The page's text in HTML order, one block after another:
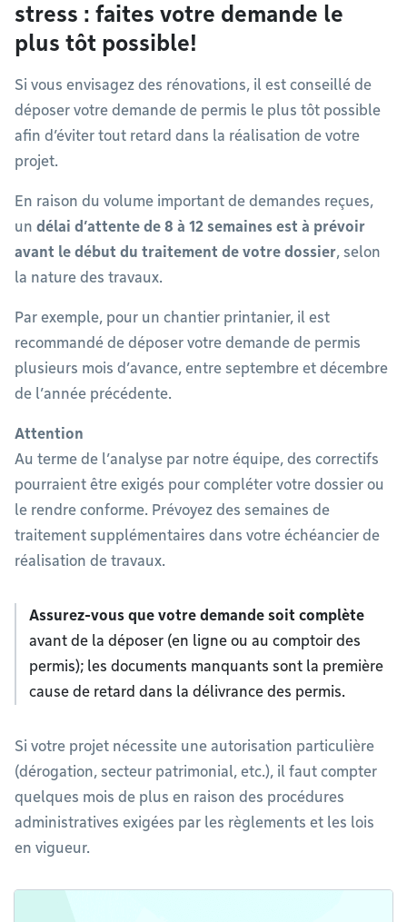
stress : faites votre demande le
plus tôt possible!
Si vous envisagez des rénovations, il est conseillé de
déposer votre demande de permis le plus tôt possible
afin d’éviter tout retard dans la réalisation de votre
projet.
En raison du volume important de demandes reçues,
un délai d’attente de 8 à 12 semaines est à prévoir
avant le début du traitement de votre dossier, selon
la nature des travaux.
Par exemple, pour un chantier printanier, il est
recommandé de déposer votre demande de permis
plusieurs mois d’avance, entre septembre et décembre
de l’année précédente.
Attention
Au terme de l’analyse par notre équipe, des correctifs
pourraient être exigés pour compléter votre dossier ou
le rendre conforme. Prévoyez des semaines de
traitement supplémentaires dans votre échéancier de
réalisation de travaux.
Assurez-vous que votre demande soit complète
avant de la déposer (en ligne ou au comptoir des
permis); les documents manquants sont la première
cause de retard dans la délivrance des permis.
Si votre projet nécessite une autorisation particulière
(dérogation, secteur patrimonial, etc.), il faut compter
quelques mois de plus en raison des procédures
administratives exigées par les règlements et les lois
en vigueur.